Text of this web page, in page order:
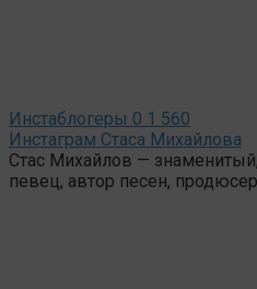
Инстаблогеры 0 1 560
Инстаграм Стаса Михайлова
Стас Михайлов —
певец, автор песен,